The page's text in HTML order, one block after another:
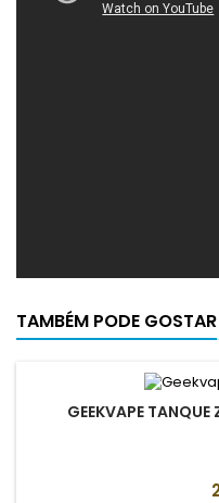
TAMBÉM PODE GOSTAR
GEEKVAPE